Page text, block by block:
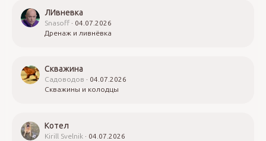
ЛИвневка
Snasoff
04.07.2026
Дренаж и ливнёвка
Скважина
Садоводов
04.07.2026
Скважины и колодцы
Котел
Kirill Svelnik
04.07.2026